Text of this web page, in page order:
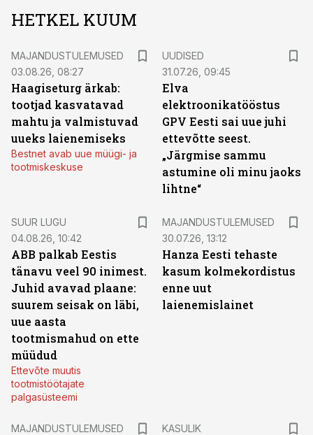
HETKEL KUUM
MAJANDUSTULEMUSED
03.08.26, 08:27
Haagiseturg ärkab:
tootjad kasvatavad
mahtu ja valmistuvad
uueks laienemiseks
Bestnet avab uue müügi- ja
tootmiskeskuse
UUDISED
31.07.26, 09:45
Elva
elektroonikatööstus
GPV Eesti sai uue juhi
ettevõtte seest.
„Järgmise sammu
astumine oli minu jaoks
lihtne“
SUUR LUGU
04.08.26, 10:42
ABB palkab Eestis
tänavu veel 90 inimest.
Juhid avavad plaane:
suurem seisak on läbi,
uue aasta
tootmismahud on ette
müüdud
Ettevõte muutis
tootmistöötajate
palgasüsteemi
MAJANDUSTULEMUSED
30.07.26, 13:12
Hanza Eesti tehaste
kasum kolmekordistus
enne uut
laienemislainet
MAJANDUSTULEMUSED
KASULIK